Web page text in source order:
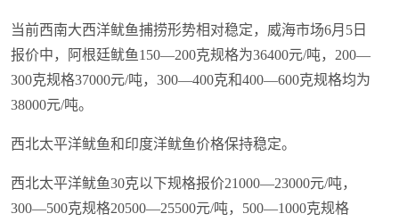
当前西南大西洋鱿鱼捕捞形势相对稳定，威海市场6月5日
报价中，阿根廷鱿鱼150—200克规格为36400元/吨，200—
300克规格37000元/吨，300—400克和400—600克规格均为
38000元/吨。
西北太平洋鱿鱼和印度洋鱿鱼价格保持稳定。
西北太平洋鱿鱼30克以下规格报价21000—23000元/吨，
300—500克规格20500—25500元/吨，500—1000克规格